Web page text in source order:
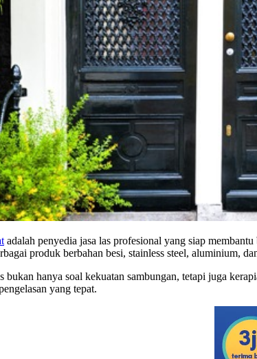
adalah penyedia jasa las profesional yang siap
produk berbahan besi, stainless steel, aluminium,
bukan hanya soal kekuatan sambungan, tetapi juga
yang tepat.